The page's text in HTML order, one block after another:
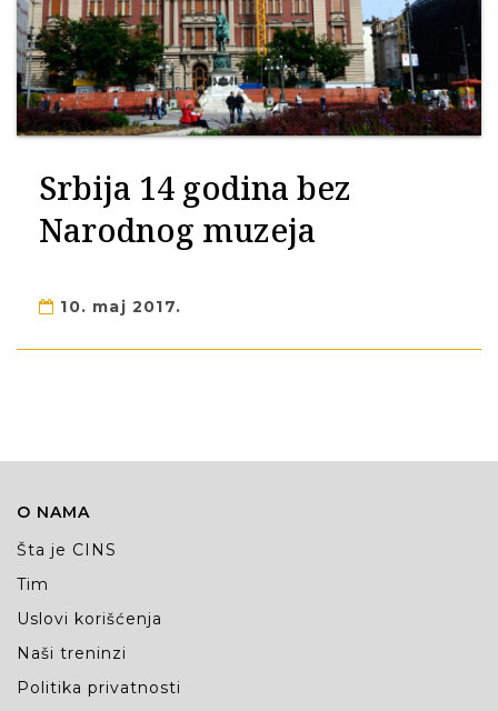
Srbija 14 godina bez
Narodnog muzeja
10. maj 2017.
O NAMA
Šta je CINS
Tim
Uslovi korišćenja
Naši treninzi
Politika privatnosti